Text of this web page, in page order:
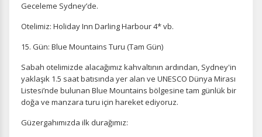
Tercihleri Kaydet
Geceleme Sydney’de.
Otelimiz: Holiday Inn Darling Harbour 4* vb.
15. Gün: Blue Mountains Turu (Tam Gün)
Sabah otelimizde alacağımız kahvaltının ardından, Sydney'in
yaklaşık 1.5 saat batısında yer alan ve UNESCO Dünya Mirası
Listesi’nde bulunan Blue Mountains bölgesine tam günlük bir
doğa ve manzara turu için hareket ediyoruz.
Güzergahımızda ilk durağımız: